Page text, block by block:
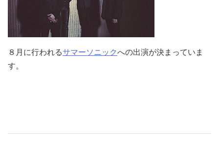
８月に行われるサマーソニックへの出演が決まっていま
す。